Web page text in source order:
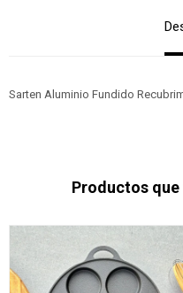
Sarten Aluminio Fundido
Productos